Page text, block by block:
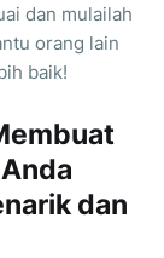
dan mulailah
orang lain
baik!
dan